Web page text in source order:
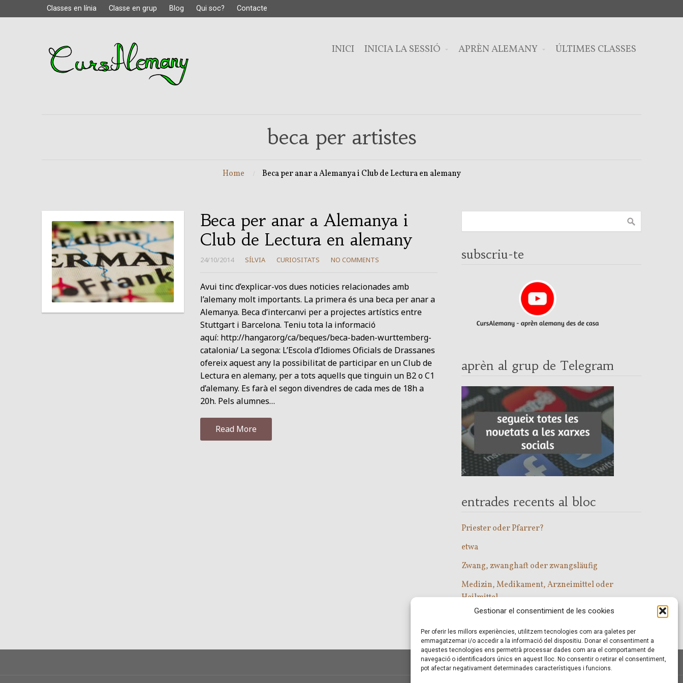
Gestionar el consentimient de les cookies
Per oferir les millors experiències, utilitzem tecnologies com ara galetes per
emmagatzemar i/o accedir a la informació del dispositiu. Donar el consentiment a
aquestes tecnologies ens permetrà processar dades com ara el comportament de
navegació o identificadors únics en aquest lloc. No consentir o retirar el consentiment,
pot afectar negativament determinades característiques i funcions.
Classes en línia Classe en grup Blog Qui soc? Contacte
INICI INICIA LA SESSIÓ APRÈN ALEMANY ÚLTIMES CLASSES
beca per artistes
Home Beca per anar a Alemanya i Club de Lectura en alemany
Beca per anar a Alemanya i
Club de Lectura en alemany
24/10/2014 SÍLVIA CURIOSITATS NO COMMENTS
Avui tinc d’explicar-vos dues noticies relacionades amb
l’alemany molt importants. La primera és una beca per anar a
Alemanya. Beca d’intercanvi per a projectes artístics entre
Stuttgart i Barcelona. Teniu tota la informació
aquí: http://hangar.org/ca/beques/beca-baden-wurttemberg-
catalonia/ La segona: L’Escola d’Idiomes Oficials de Drassanes
ofereix aquest any la possibilitat de participar en un Club de
Lectura en alemany, per a tots aquells que tinguin un B2 o C1
d’alemany. Es farà el segon divendres de cada mes de 18h a
20h. Pels alumnes…
Read More
subscriu-te
aprèn al grup de Telegram
entrades recents al bloc
Priester oder Pfarrer?
etwa
Zwang, zwanghaft oder zwangsläufig
Medizin, Medikament, Arzneimittel oder
Heilmittel
Com entrar a les classes d’alemany?